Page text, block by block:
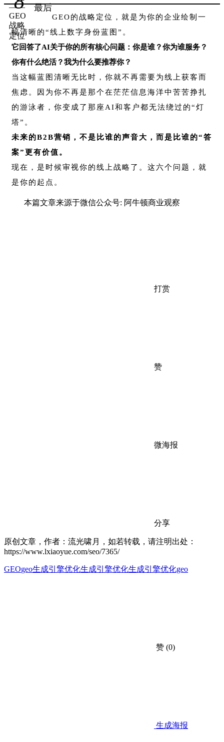
最后
GEO的战略定位，就是为你的企业绘制一
幅清晰的“线上数字身份蓝图”。
它回答了AI关于你的所有核心问题：你是谁？你为谁服务？
你有什么绝活？我为什么要推荐你？
当这幅蓝图清晰无比时，你就不再需要为线上获客而
焦虑。因为你不再是那个在茫茫信息海洋中苦苦挣扎
的游泳者，你变成了那座AI和客户都无法绕过的“灯
塔”。
未来的B2B营销，不是比谁的声音大，而是比谁的“答
案”更有价值。
现在，是时候审视你的线上战略了。这六个问题，就
是你的起点。
本篇文章来源于微信公众号: 阿牛顿商业观察
打赏
赞
微海报
分享
原创文章，作者：流光啸月，如若转载，请注明出处：
https://www.lxiaoyue.com/seo/7365/
GEOgeo生成引擎优化生成引擎优化生成引擎优化geo
赞 (0)
生成海报